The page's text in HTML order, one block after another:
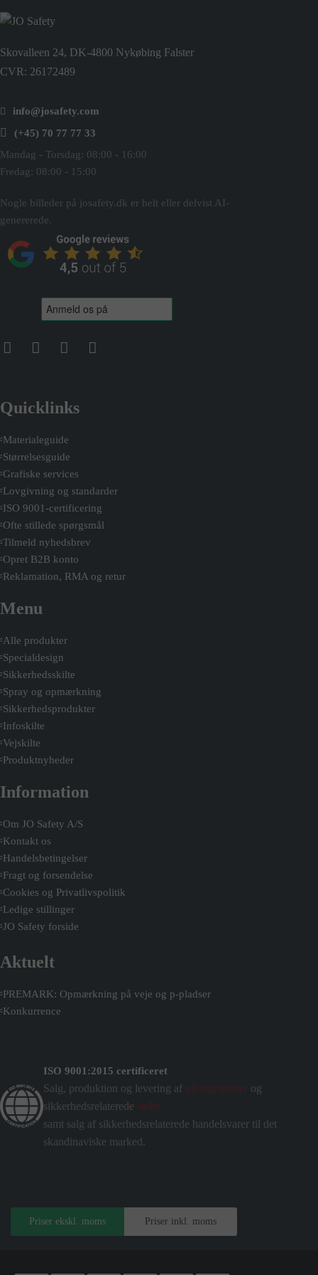
Skovalleen 24, DK-4800 Nykøbing Falster
CVR: 26172489
info@josafety.com
(+45) 70 77 77 33
Mandag - Torsdag: 08:00 - 16:00
Fredag: 08:00 - 15:00
Nogle billeder på josafety.dk er helt eller delvist AI-
genererede.
Quicklinks
Materialeguide
Størrelsesguide
Grafiske services
Lovgivning og standarder
ISO 9001-certificering
Ofte stillede spørgsmål
Tilmeld nyhedsbrev
Opret B2B konto
Reklamation, RMA og retur
Menu
Alle produkter
Specialdesign
Sikkerhedsskilte
Spray og opmærkning
Sikkerhedsprodukter
Infoskilte
Vejskilte
Produktnyheder
Information
Om JO Safety A/S
Kontakt os
Handelsbetingelser
Fragt og forsendelse
Cookies og Privatlivspolitik
Ledige stillinger
JO Safety forside
Aktuelt
PREMARK: Opmærkning på veje og p-pladser
Konkurrence
ISO 9001:2015 certificeret
Salg, produktion og levering af piktogrammer og
sikkerhedsrelaterede skilte
samt salg af sikkerhedsrelaterede handelsvarer til det
skandinaviske marked.
Priser ekskl. moms Priser inkl. moms